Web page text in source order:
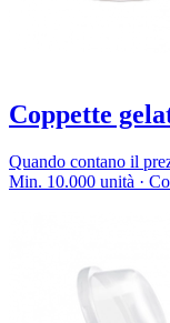
Coppette
Quando contano il
Min. 10.000 unità ·